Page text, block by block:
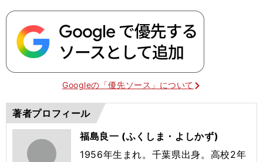
Googleの「優先ソース」について
著者プロフィール
福島良一 (ふくしま・よしかず)
1956年生まれ。千葉県出身。高校2年